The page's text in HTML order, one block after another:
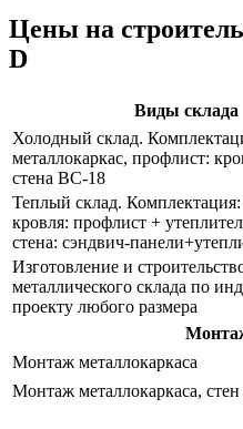
Цены на
D
Виды склада
Холодный склад.
металлокаркас, профлист:
стена ВС-18
Теплый склад. Комплектация:
кровля: профлист +
стена: сэндвич-
Изготовление и
металлического склада по
проекту любого размера
Монтаж металлокаркаса
Монтаж металлокаркаса,